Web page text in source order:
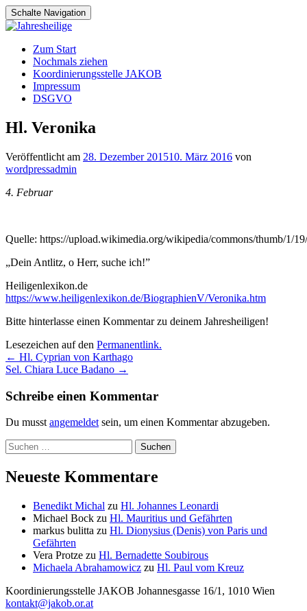
Schalte Navigation
Zum
Inhalt
springen
Zum Start
Nochmals ziehen
Koordinierungsstelle JAKOB
Impressum
DSGVO
Hl. Veronika
Veröffentlicht am 28. Dezember 201510. März 2016 von
wordpressadmin
4. Februar
Quelle: https://upload.wikimedia.org/wikipedia/commons/thumb/1/
„Dein Antlitz, o Herr, suche ich!”
Heiligenlexikon.de
https://www.heiligenlexikon.de/BiographienV/Veronika.htm
Bitte hinterlasse einen Kommentar zu deinem Jahresheiligen!
Lesezeichen auf den Permanentlink.
Beitragsnavigation
← Hl. Cyprian von Karthago
Sel. Chiara Luce Badano →
Schreibe einen Kommentar
Du musst angemeldet sein, um einen Kommentar abzugeben.
Suchen
nach:
Neueste Kommentare
Benedikt Michal zu Hl. Johannes Leonardi
Michael Bock zu Hl. Mauritius und Gefährten
markus bulitta zu Hl. Dionysius (Denis) von Paris und
Gefährten
Vera Protze zu Hl. Bernadette Soubirous
Michaela Abrahamowicz zu Hl. Paul vom Kreuz
Koordinierungsstelle JAKOB Johannesgasse 16/1, 1010 Wien
kontakt@jakob.or.at